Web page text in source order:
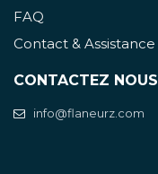
FAQ
Contact & Assistance
CONTACTEZ NOUS
info@flaneurz.com